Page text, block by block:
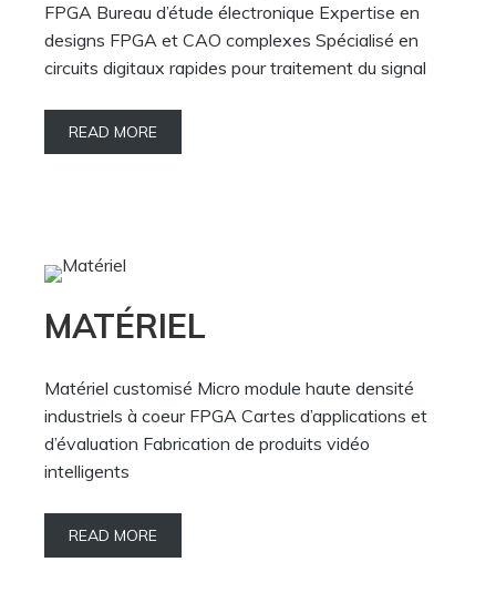
FPGA Bureau d’étude électronique Expertise en
designs FPGA et CAO complexes Spécialisé en
circuits digitaux rapides pour traitement du signal
READ MORE
MATÉRIEL
Matériel customisé Micro module haute densité
industriels à coeur FPGA Cartes d’applications et
d’évaluation Fabrication de produits vidéo
intelligents
READ MORE